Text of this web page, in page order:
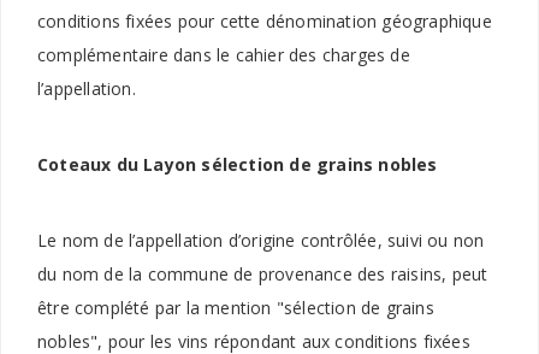
conditions fixées pour cette dénomination géographique
complémentaire dans le cahier des charges de
l’appellation.
Coteaux du Layon sélection de grains nobles
Le nom de l’appellation d’origine contrôlée, suivi ou non
du nom de la commune de provenance des raisins, peut
être complété par la mention "sélection de grains
nobles", pour les vins répondant aux conditions fixées